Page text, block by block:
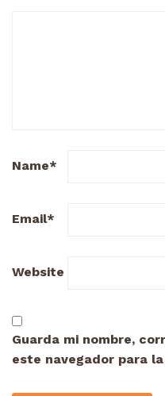
Name*
Email*
Website
Guarda mi nombre,
este navegador para